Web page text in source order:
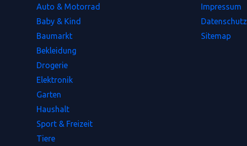
Auto & Motorrad
Baby & Kind
Baumarkt
Bekleidung
Drogerie
Elektronik
Garten
Haushalt
Sport & Freizeit
Tiere
Impressum
Datenschutz
Sitemap